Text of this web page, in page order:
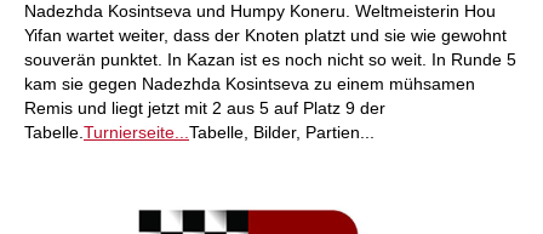
Nadezhda Kosintseva und Humpy Koneru. Weltmeisterin Hou
Yifan wartet weiter, dass der Knoten platzt und sie wie gewohnt
souverän punktet. In Kazan ist es noch nicht so weit. In Runde 5
kam sie gegen Nadezhda Kosintseva zu einem mühsamen
Remis und liegt jetzt mit 2 aus 5 auf Platz 9 der
Tabelle. Turnierseite... Tabelle, Bilder, Partien...